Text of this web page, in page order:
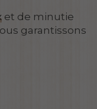
et de minutie
garantissons